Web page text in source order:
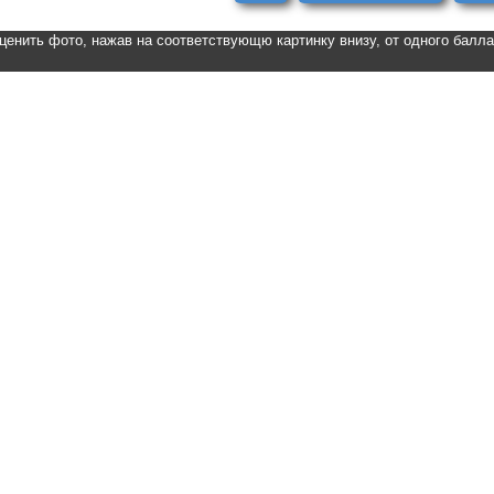
фото, нажав на соответствующю картинку внизу, от одного